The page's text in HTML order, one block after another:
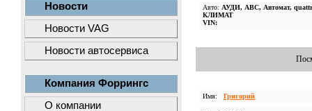
Новости
Новости VAG
Новости автосервиса
Компания Форрингс
О компании
Авто: АУДИ, ABC, Автомат,
КЛИМАТ
VIN:
Имя: Григорий